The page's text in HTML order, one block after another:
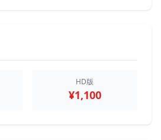
HD版
¥1,100